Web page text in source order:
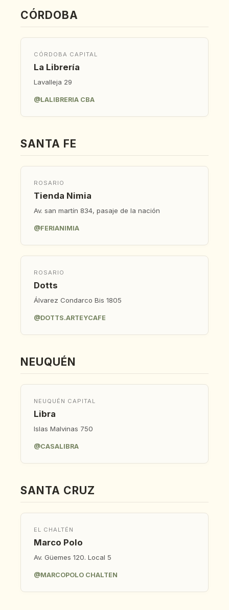
CÓRDOBA
CÓRDOBA CAPITAL
La Librería
Lavalleja 29
@LALIBRERIA CBA
SANTA FE
ROSARIO
Tienda Nimia
Av. san martín 834, pasaje de la nación
@FERIANIMIA
ROSARIO
Dotts
Álvarez Condarco Bis 1805
@DOTTS.ARTEYCAFE
NEUQUÉN
NEUQUÉN CAPITAL
Libra
Islas Malvinas 750
@CASALIBRA
SANTA CRUZ
EL CHALTÉN
Marco Polo
Av. Güemes 120. Local 5
@MARCOPOLO CHALTEN